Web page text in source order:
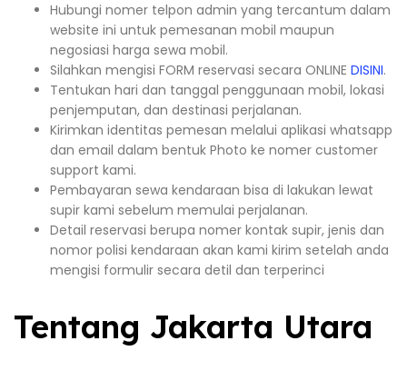
Hubungi nomer telpon admin yang tercantum dalam
website ini untuk pemesanan mobil maupun
negosiasi harga sewa mobil.
Silahkan mengisi FORM reservasi secara ONLINE DISINI.
Tentukan hari dan tanggal penggunaan mobil, lokasi
penjemputan, dan destinasi perjalanan.
Kirimkan identitas pemesan melalui aplikasi whatsapp
dan email dalam bentuk Photo ke nomer customer
support kami.
Pembayaran sewa kendaraan bisa di lakukan lewat
supir kami sebelum memulai perjalanan.
Detail reservasi berupa nomer kontak supir, jenis dan
nomor polisi kendaraan akan kami kirim setelah anda
mengisi formulir secara detil dan terperinci
Tentang Jakarta Utara